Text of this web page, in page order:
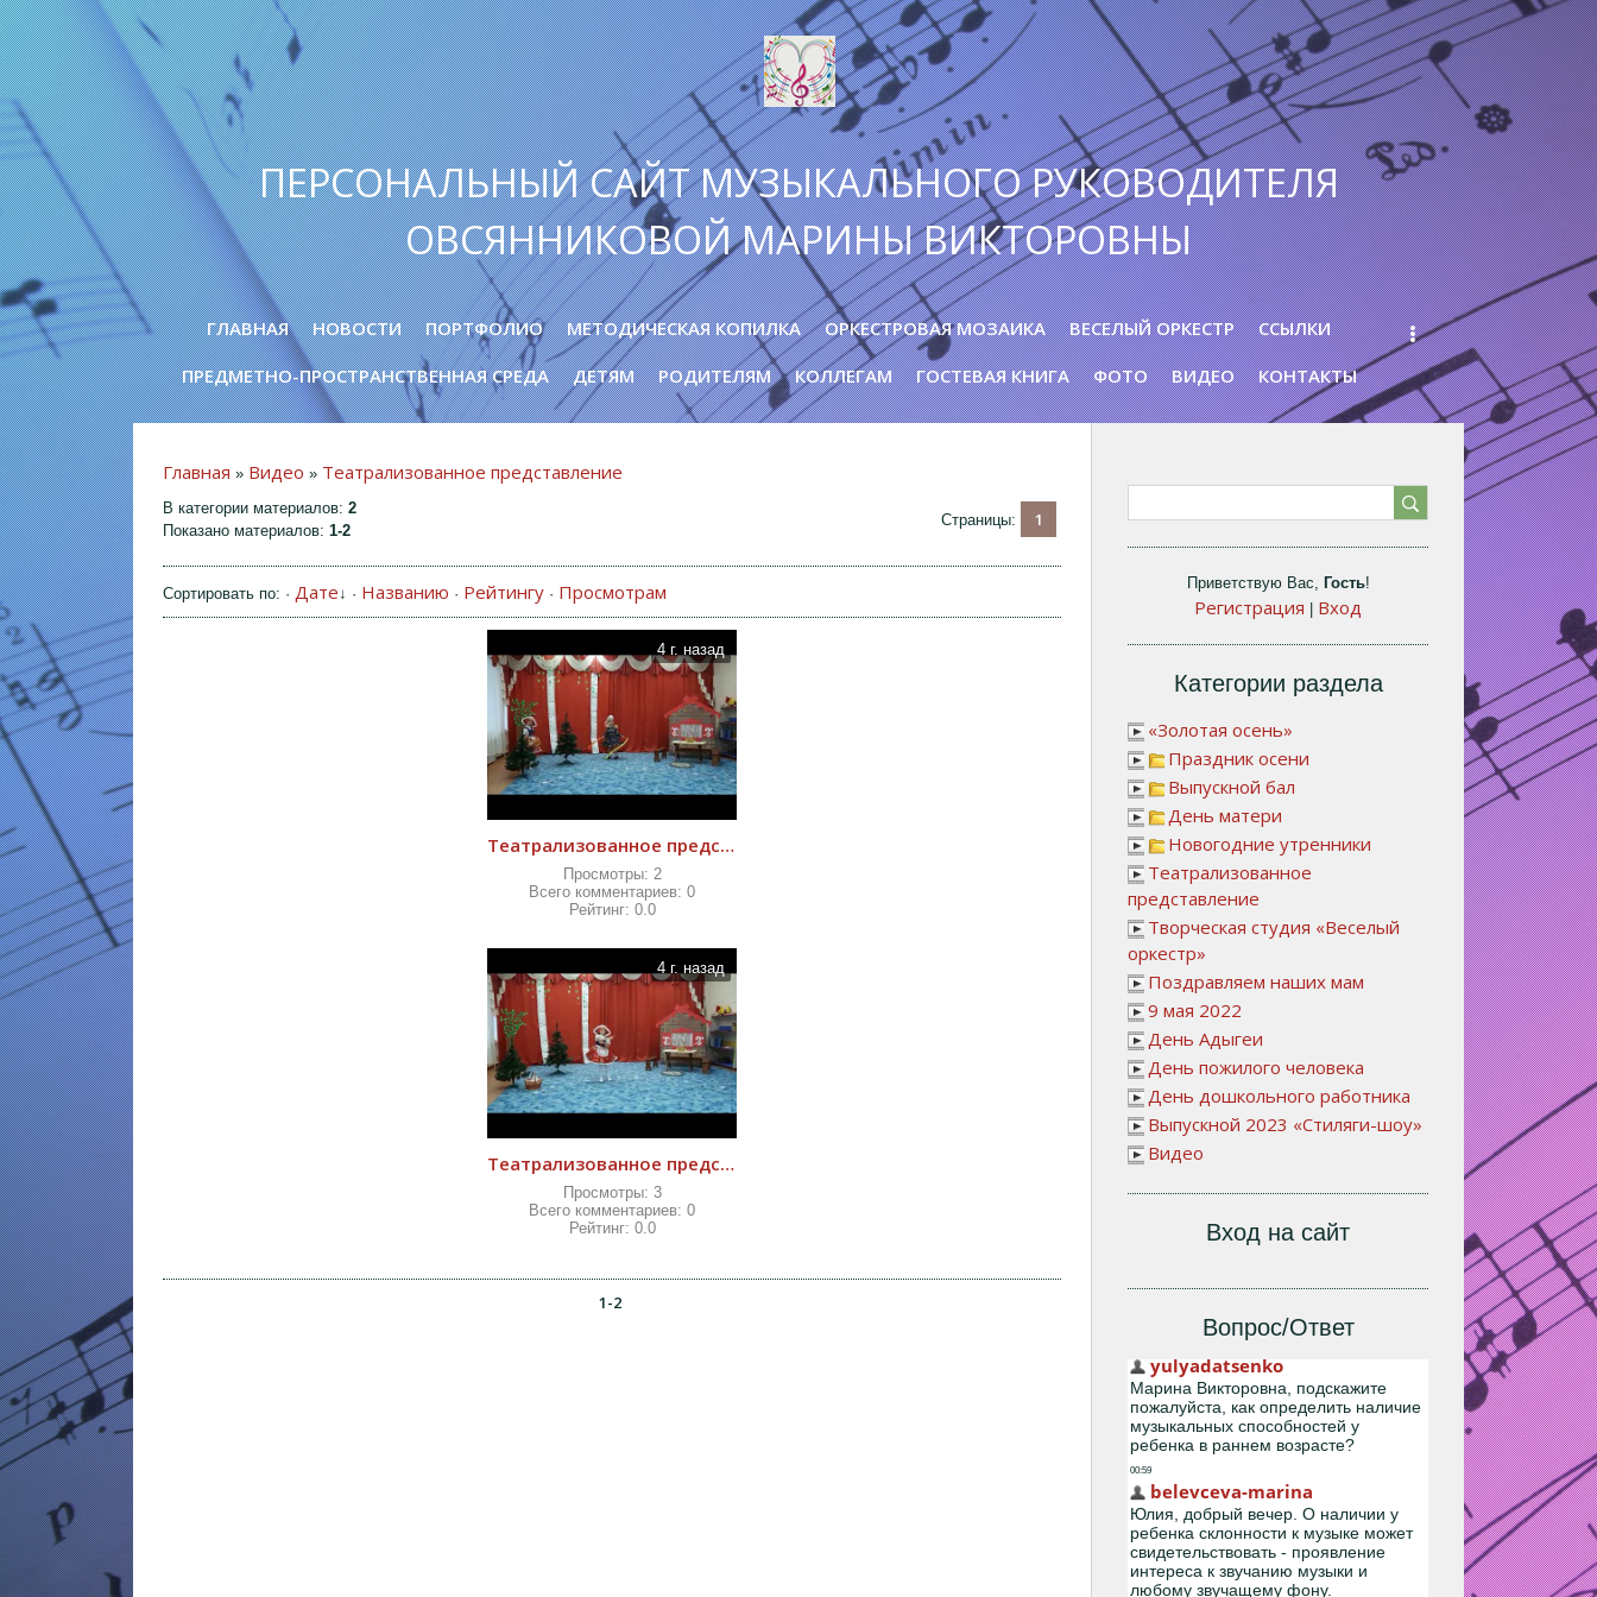
ПЕРСОНАЛЬНЫЙ САЙТ МУЗЫКАЛЬНОГО РУКОВОДИТЕЛЯ
ОВСЯННИКОВОЙ МАРИНЫ ВИКТОРОВНЫ
ГЛАВНАЯ НОВОСТИ ПОРТФОЛИО МЕТОДИЧЕСКАЯ КОПИЛКА ОРКЕСТРОВАЯ МОЗАИКА ВЕСЕЛЫЙ ОРКЕСТР
ССЫЛКИ
ПРЕДМЕТНО-ПРОСТРАНСТВЕННАЯ СРЕДА
ДЕТЯМ РОДИТЕЛЯМ КОЛЛЕГАМ ГОСТЕВАЯ КНИГА ФОТО ВИДЕО КОНТАКТЫ
Главная » Видео » Театрализованное представление
В категории материалов: 2
Показано материалов: 1-2
Страницы: 1
Сортировать по: · Дате↓ · Названию · Рейтингу · Просмотрам
4 г. назад
Театрализованное представление сказки Красная Шапочка
Просмотры: 2
Всего комментариев:0
Рейтинг: 0.0
4 г. назад
Театрализованное представление сказки Красная Шапочка
Просмотры: 3
Всего комментариев:0
Рейтинг: 0.0
1-2
Приветствую Вас, Гость!
Регистрация Вход
Категории раздела
«Золотая осень»
Праздник осени
Выпускной бал
День матери
Новогодние утренники
Театрализованное
представление
Творческая студия «Веселый
оркестр»
Поздравляем наших мам
9 мая 2022
День Адыгеи
День пожилого человека
День дошкольного работника
Выпускной 2023 «Стиляги-шоу»
Видео
Вход на сайт
Вопрос/Ответ